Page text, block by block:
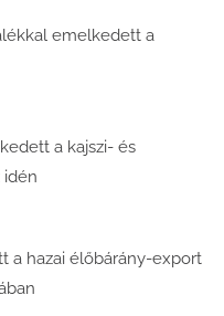
emelkedett a
a kajszi- és
idén
a hazai élőbárány-export